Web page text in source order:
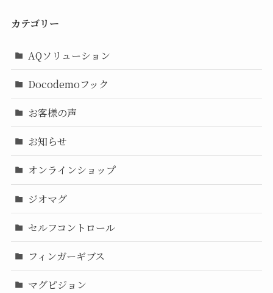
カテゴリー
AQソリューション
Docodemoフック
お客様の声
お知らせ
オンラインショップ
ジオマグ
セルフコントロール
フィンガーギブス
マグピジョン